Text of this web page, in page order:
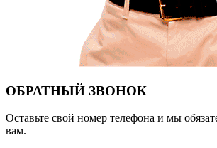
ОБРАТНЫЙ ЗВОНОК
Оставьте свой номер телефона и мы
вам.